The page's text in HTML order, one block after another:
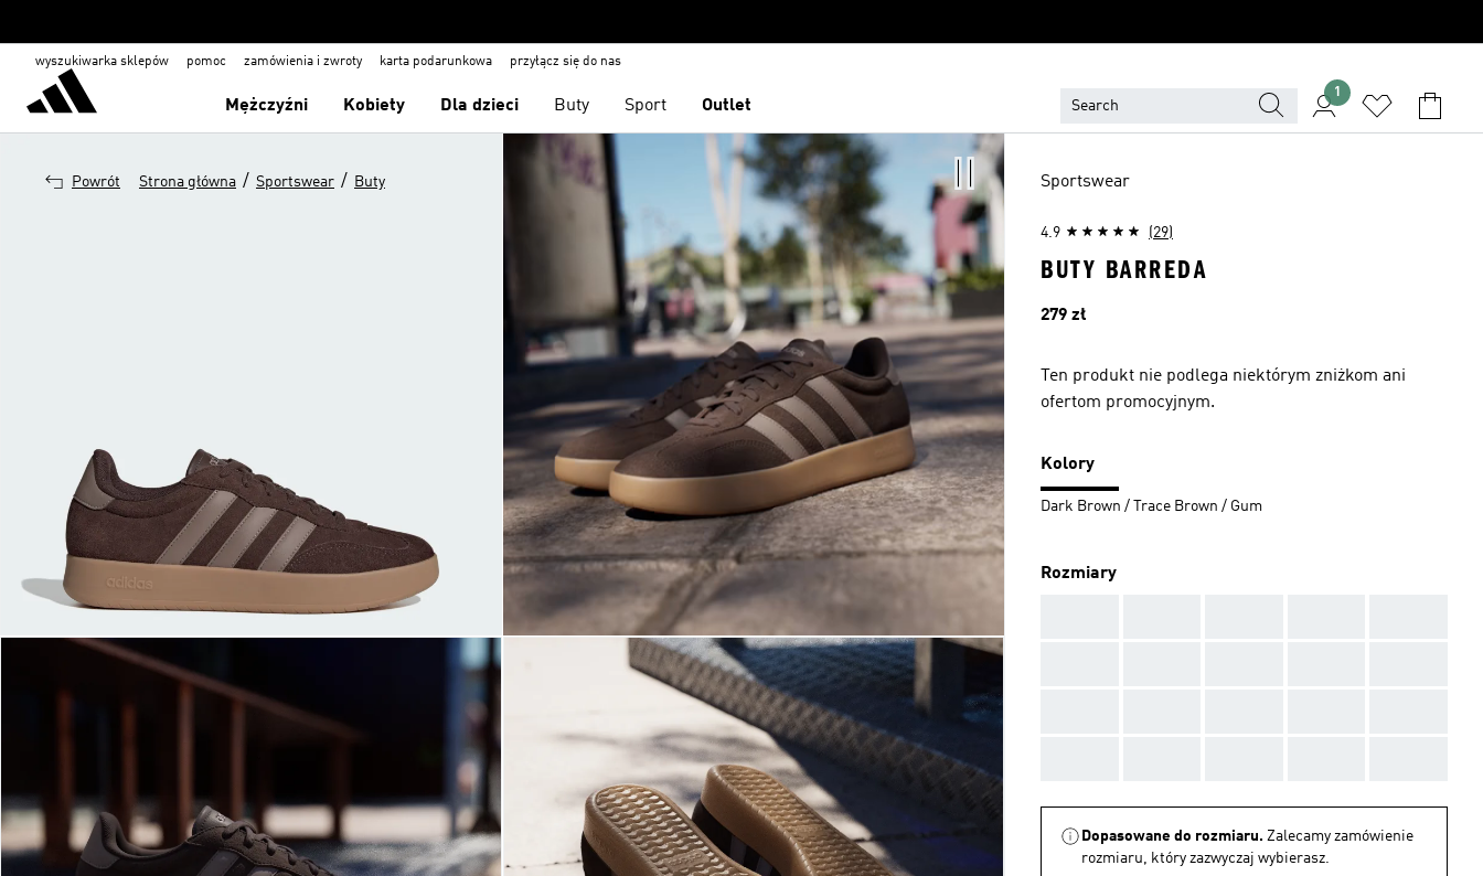
wyszukiwarka sklepów pomoc zamówienia i zwroty karta podarunkowa przyłącz się do nas
Mężczyźni Kobiety Dla dzieci Buty Sport Outlet
1
Powrót Strona główna / Sportswear / Buty Sportswear
4.9 (29)
BUTY BARREDA
Cena
279 zł
Ten produkt nie podlega niektórym zniżkom ani
ofertom promocyjnym.
Kolory
Dark Brown / Trace Brown / Gum
Rozmiary
Dopasowane do rozmiaru. Zalecamy zamówienie
rozmiaru, który zazwyczaj wybierasz.